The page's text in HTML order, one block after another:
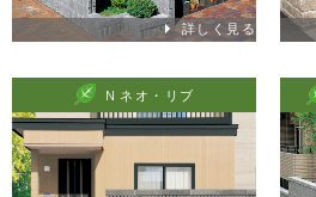
詳しく見る
N ネオ・リブ